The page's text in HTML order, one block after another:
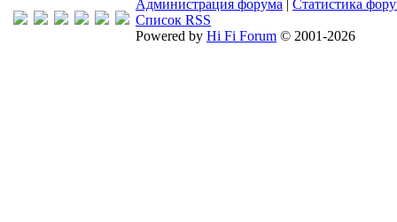
Администрация форума | Статистика
Список RSS
Powered by Hi Fi Forum © 2001-2026